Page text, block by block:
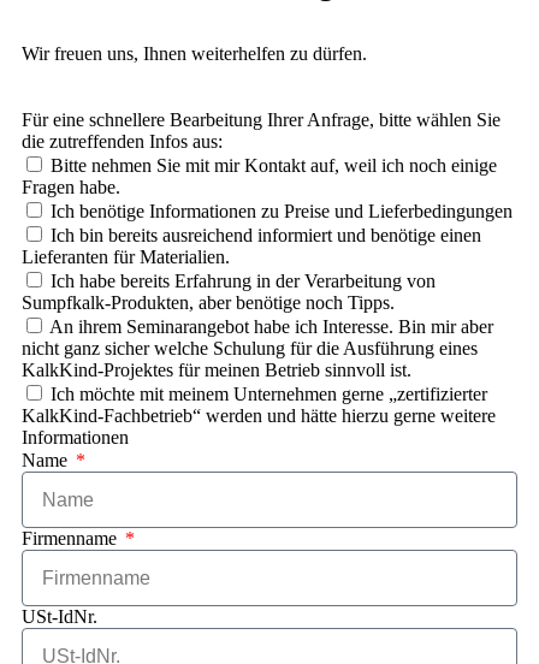
Wir freuen uns, Ihnen weiterhelfen zu dürfen.
Für eine schnellere Bearbeitung Ihrer Anfrage, bitte wählen Sie
die zutreffenden Infos aus:
Bitte nehmen Sie mit mir Kontakt auf, weil ich noch einige
Fragen habe.
Ich benötige Informationen zu Preise und Lieferbedingungen
Ich bin bereits ausreichend informiert und benötige einen
Lieferanten für Materialien.
Ich habe bereits Erfahrung in der Verarbeitung von
Sumpfkalk-Produkten, aber benötige noch Tipps.
An ihrem Seminarangebot habe ich Interesse. Bin mir aber
nicht ganz sicher welche Schulung für die Ausführung eines
KalkKind-Projektes für meinen Betrieb sinnvoll ist.
Ich möchte mit meinem Unternehmen gerne „zertifizierter
KalkKind-Fachbetrieb“ werden und hätte hierzu gerne weitere
Informationen
Name
Firmenname
USt-IdNr.